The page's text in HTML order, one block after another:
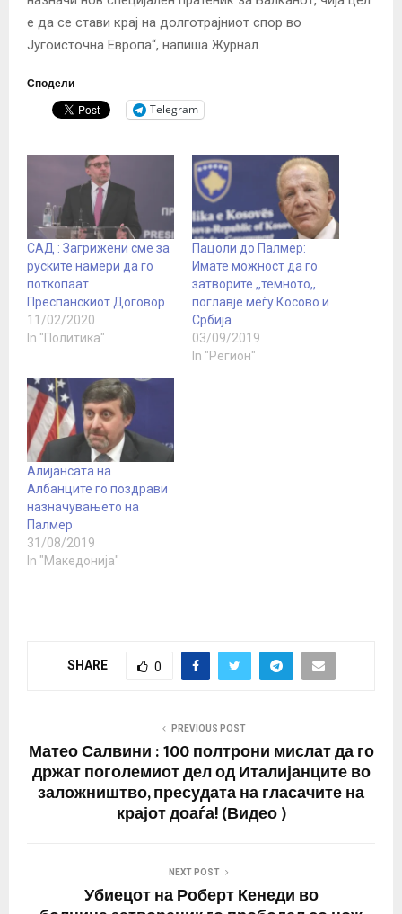
е да се стави крај на долготрајниот спор во
Југоисточна Европа“, напиша Журнал.
Сподели
Telegram
САД : Загрижени сме за
руските намери да го
поткопаат
Преспанскиот Договор
11/02/2020
In "Политика"
Пацоли до Палмер:
Имате можност да го
затворите ,,темното,,
поглавје меѓу Косово и
Србија
03/09/2019
In "Регион"
Алијансата на
Албанците го поздрави
назначувањето на
Палмер
31/08/2019
In "Македонија"
SHARE 0
PREVIOUS POST
Матео Салвини : 100 полтрони мислат да го
држат поголемиот дел од Италијанците во
заложништво, пресудата на гласачите на
крајот доаѓа! (Видео )
NEXT POST
Убиецот на Роберт Кенеди во